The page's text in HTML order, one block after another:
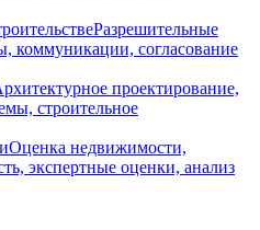
Разрешительные
коммуникации, согласование
проектирование,
строительное
Оценка недвижимости,
экспертные оценки, анализ